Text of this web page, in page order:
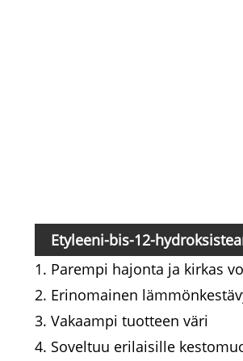
Etyleeni-bis-12-
ilmiöt
1. Parempi hajonta ja kirkas
2. Erinomainen
3. Vakaampi tuotteen väri
4. Soveltuu erilaisille